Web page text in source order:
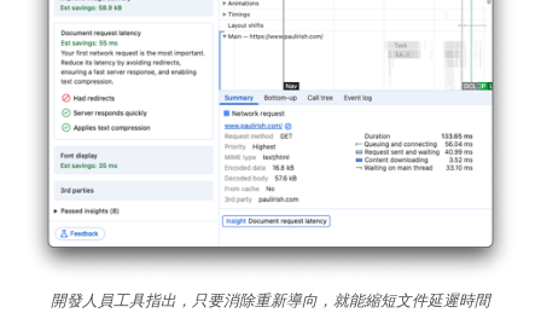
開發人員工具指出，只要消除重新導向，就能縮短文件延遲時間